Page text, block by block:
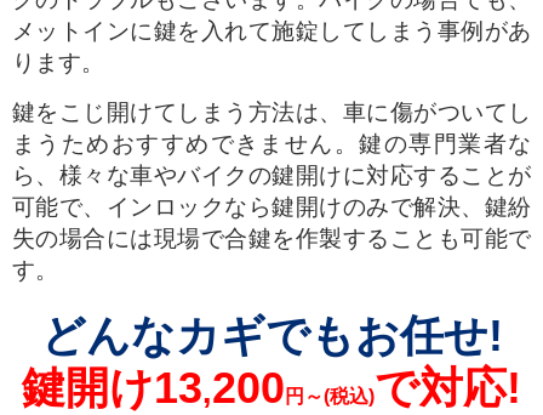
メットインに鍵を入れて施錠してしまう事例があ
ります。
鍵をこじ開けてしまう方法は、車に傷がついてし
まうためおすすめできません。鍵の専門業者な
ら、様々な車やバイクの鍵開けに対応することが
可能で、インロックなら鍵開けのみで解決、鍵紛
失の場合には現場で合鍵を作製することも可能で
す。
どんなカギでもお任せ!
鍵開け13,200 円～(税込)で対応!